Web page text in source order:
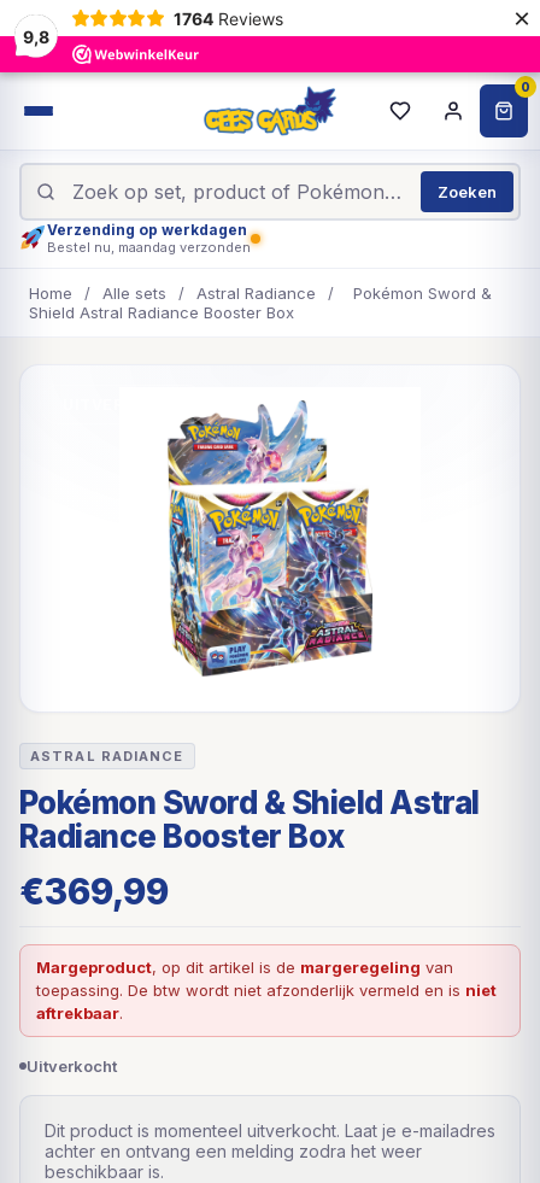
9,8
1764 Reviews ×
0
Zoeken
Verzending op werkdagen
Bestel nu, maandag verzonden
Home / Alle sets / Astral Radiance /
Pokémon Sword &
Shield Astral Radiance Booster Box
ASTRAL RADIANCE
Pokémon Sword & Shield Astral
Radiance Booster Box
€369,99
Margeproduct, op dit artikel is de margeregeling van
toepassing. De btw wordt niet afzonderlijk vermeld en is niet
aftrekbaar.
Uitverkocht
Dit product is momenteel uitverkocht. Laat je e-mailadres
achter en ontvang een melding zodra het weer
beschikbaar is.